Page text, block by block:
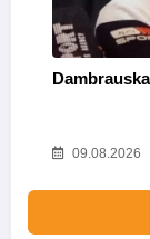
09.08.2026